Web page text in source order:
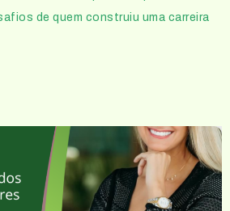
de quem construiu uma carreira